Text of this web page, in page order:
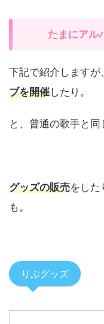
たまにアル
下記で紹介しますが、
ブを開催したり。
と、普通の歌手と同
グッズの販売をした
も。
りぶグッズ